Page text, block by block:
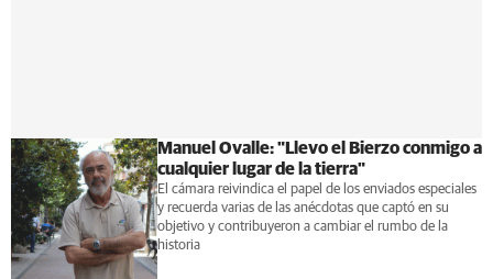
Manuel Ovalle: "Llevo el Bierzo conmigo a
cualquier lugar de la tierra"
El cámara reivindica el papel de los enviados especiales
y recuerda varias de las anécdotas que captó en su
objetivo y contribuyeron a cambiar el rumbo de la
historia